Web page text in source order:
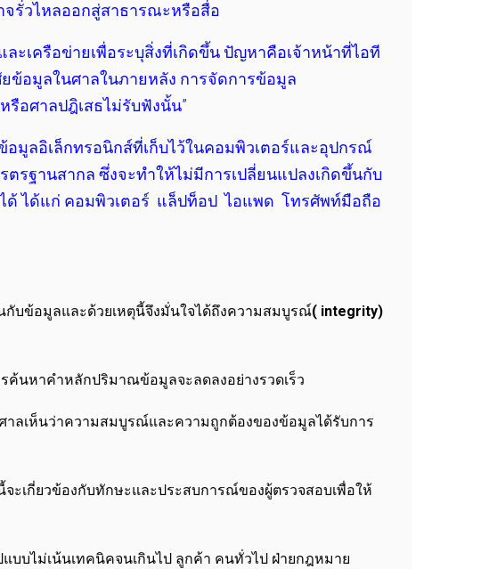
จรั่วไหลออกสู่สาธารณะหรือสื่อ
ะเครือข่ายเพื่อระบุสิ่งที่เกิดขึ้น ปัญหาคือเจ้าหน้าที่ไอที
ข้อมูลในศาลในภายหลัง การจัดการข้อมูล
อศาลปฎิเสธไม่รับฟังนั้น”
มูลอิเล็กทรอนิกส์ที่เก็บไว้ในคอมพิวเตอร์และอุปกรณ์
รฐานสากล ซึ่งจะทำให้ไม่มีการเปลี่ยนแปลงเกิดขึ้นกับ
ด้ ได้แก่ คอมพิวเตอร์ แล็ปท็อป ไอแพด โทรศัพท์มือถือ
กับข้อมูลและด้วยเหตุนี้จึงมั่นใจได้ถึงความสมบูรณ์( integrity)
ค้นหาคำหลักปริมาณข้อมูลจะลดลงอย่างรวดเร็ว
ลเห็นว่าความสมบูรณ์และความถูกต้องของข้อมูลได้รับการ
เกี่ยวข้องกับทักษะและประสบการณ์ของผู้ตรวจสอบเพื่อให้
บบไม่เน้นเทคนิคจนเกินไป ลูกค้า คนทั่วไป ฝ่ายกฎหมาย